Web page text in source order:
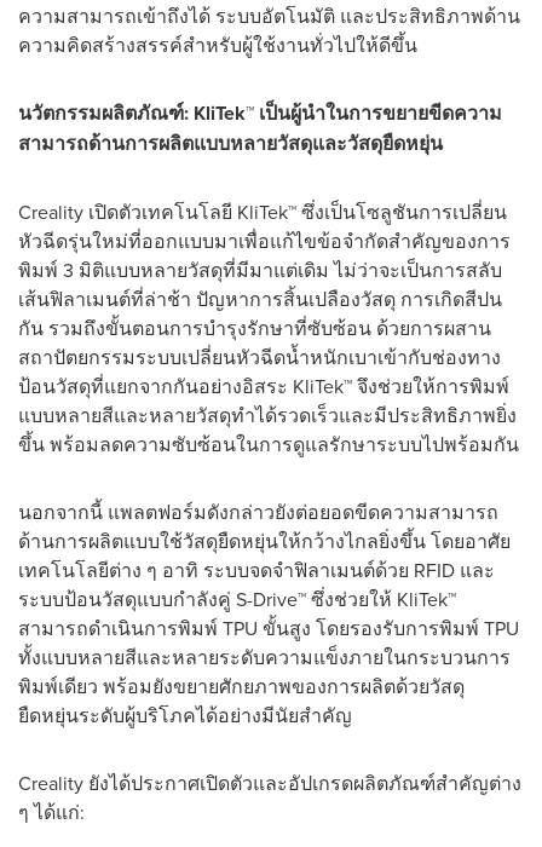
ความสามารถเข้าถึงได้ ระบบอัตโนมัติ และประสิทธิภาพด้าน
ความคิดสร้างสรรค์สำหรับผู้ใช้งานทั่วไปให้ดีขึ้น
นวัตกรรมผลิตภัณฑ์: KliTek™ เป็นผู้นำในการขยายขีดความ
สามารถด้านการผลิตแบบหลายวัสดุและวัสดุยืดหยุ่น
Creality เปิดตัวเทคโนโลยี KliTek™ ซึ่งเป็นโซลูชันการเปลี่ยน
หัวฉีดรุ่นใหม่ที่ออกแบบมาเพื่อแก้ไขข้อจำกัดสำคัญของการ
พิมพ์ 3 มิติแบบหลายวัสดุที่มีมาแต่เดิม ไม่ว่าจะเป็นการสลับ
เส้นฟิลาเมนต์ที่ล่าช้า ปัญหาการสิ้นเปลืองวัสดุ การเกิดสีปน
กัน รวมถึงขั้นตอนการบำรุงรักษาที่ซับซ้อน ด้วยการผสาน
สถาปัตยกรรมระบบเปลี่ยนหัวฉีดน้ำหนักเบาเข้ากับช่องทาง
ป้อนวัสดุที่แยกจากกันอย่างอิสระ KliTek™ จึงช่วยให้การพิมพ์
แบบหลายสีและหลายวัสดุทำได้รวดเร็วและมีประสิทธิภาพยิ่ง
ขึ้น พร้อมลดความซับซ้อนในการดูแลรักษาระบบไปพร้อมกัน
นอกจากนี้ แพลตฟอร์มดังกล่าวยังต่อยอดขีดความสามารถ
ด้านการผลิตแบบใช้วัสดุยืดหยุ่นให้กว้างไกลยิ่งขึ้น โดยอาศัย
เทคโนโลยีต่าง ๆ อาทิ ระบบจดจำฟิลาเมนต์ด้วย RFID และ
ระบบป้อนวัสดุแบบกำลังคู่ S-Drive™ ซึ่งช่วยให้ KliTek™
สามารถดำเนินการพิมพ์ TPU ขั้นสูง โดยรองรับการพิมพ์ TPU
ทั้งแบบหลายสีและหลายระดับความแข็งภายในกระบวนการ
พิมพ์เดียว พร้อมยังขยายศักยภาพของการผลิตด้วยวัสดุ
ยืดหยุ่นระดับผู้บริโภคได้อย่างมีนัยสำคัญ
Creality ยังได้ประกาศเปิดตัวและอัปเกรดผลิตภัณฑ์สำคัญต่าง
ๆ ได้แก่: